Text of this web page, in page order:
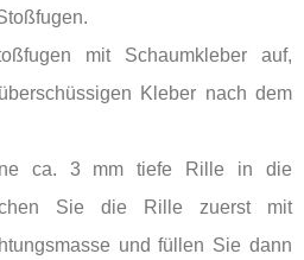
mit Schaumkleber auf,
Kleber nach dem
ca. 3 mm tiefe Rille in die
Sie die Rille zuerst mit
und füllen Sie dann